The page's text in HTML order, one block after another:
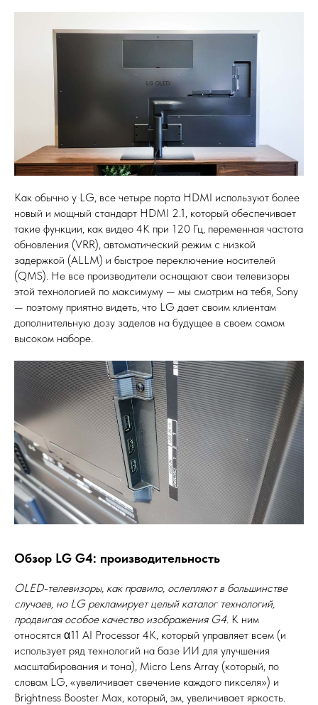
Как обычно у LG, все четыре порта HDMI используют более
новый и мощный стандарт HDMI 2.1, который обеспечивает
такие функции, как видео 4K при 120 Гц, переменная частота
обновления (VRR), автоматический режим с низкой
задержкой (ALLM) и быстрое переключение носителей
(QMS). Не все производители оснащают свои телевизоры
этой технологией по максимуму — мы смотрим на тебя, Sony
— поэтому приятно видеть, что LG дает своим клиентам
дополнительную дозу заделов на будущее в своем самом
высоком наборе.
Обзор LG G4: производительность
OLED-телевизоры, как правило, ослепляют в большинстве
случаев, но LG рекламирует целый каталог технологий,
продвигая особое качество изображения G4. К ним
относятся α11 AI Processor 4K, который управляет всем (и
использует ряд технологий на базе ИИ для улучшения
масштабирования и тона), Micro Lens Array (который, по
словам LG, «увеличивает свечение каждого пикселя») и
Brightness Booster Max, который, эм, увеличивает яркость.